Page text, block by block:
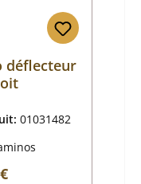
déflecteur
01031482
: